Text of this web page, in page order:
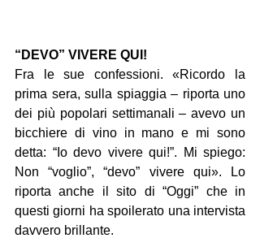
“DEVO” VIVERE QUI!
Fra le sue confessioni. «Ricordo la
prima sera, sulla spiaggia – riporta uno
dei più popolari settimanali – avevo un
bicchiere di vino in mano e mi sono
detta: “Io devo vivere qui!”. Mi spiego:
Non “voglio”, “devo” vivere qui». Lo
riporta anche il sito di “Oggi” che in
questi giorni ha spoilerato una intervista
davvero brillante.